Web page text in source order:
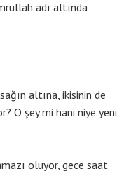
adı altında
altına, ikisinin de
O şey mi hani niye yeni
oluyor, gece saat